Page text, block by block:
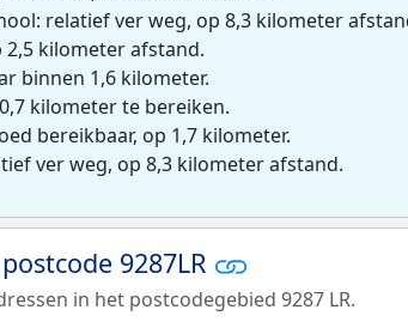
relatief ver weg, op 8,3 kilometer
2,5 kilometer afstand.
binnen 1,6 kilometer.
kilometer te bereiken.
bereikbaar, op 1,7 kilometer.
ver weg, op 8,3 kilometer afstand.
9287LR
in het postcodegebied 9287 LR.